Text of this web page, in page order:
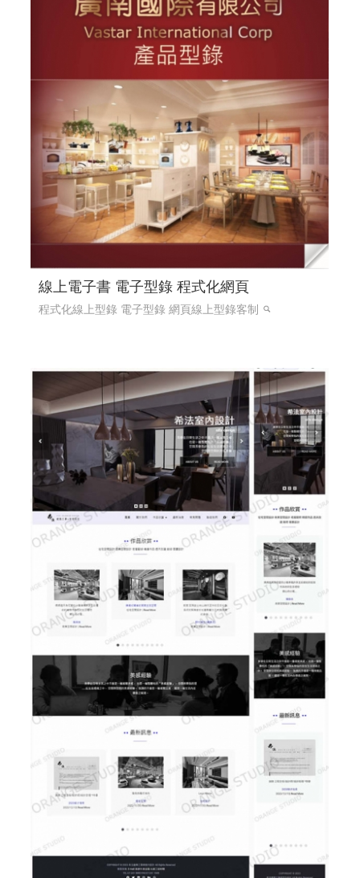
線上電子書 電子型錄 程式化網頁
程式化線上型錄 電子型錄 網頁線上型錄客制